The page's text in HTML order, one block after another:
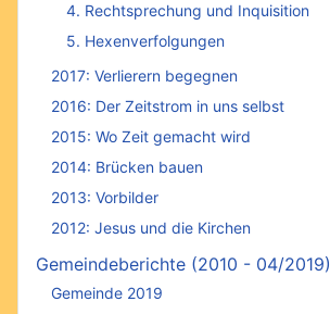
4. Rechtsprechung und Inquisition
5. Hexenverfolgungen
2017: Verlierern begegnen
2016: Der Zeitstrom in uns selbst
2015: Wo Zeit gemacht wird
2014: Brücken bauen
2013: Vorbilder
2012: Jesus und die Kirchen
Gemeindeberichte (2010 - 04/2019)
Gemeinde 2019